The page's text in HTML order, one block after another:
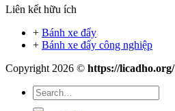
Liên kết hữu ích
+ Bánh xe đẩy
+ Bánh xe đẩy công nghiệp
Copyright 2026 © https://licadho.org/